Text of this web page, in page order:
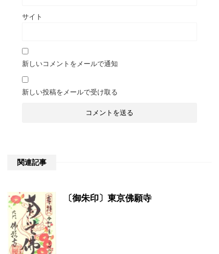
サイト
新しいコメントをメールで通知
新しい投稿をメールで受け取る
関連記事
〔御朱印〕東京佛願寺